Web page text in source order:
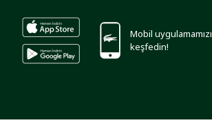
Mobil uygulamamızı
keşfedin!